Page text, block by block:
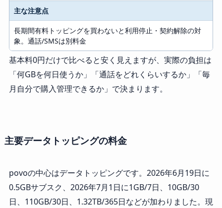
主な注意点
長期間有料トッピングを買わないと利用停止・契約解除の対
象。通話/SMSは別料金
基本料0円だけで比べると安く見えますが、実際の負担は
「何GBを何日使うか」「通話をどれくらいするか」「毎
月自分で購入管理できるか」で決まります。
主要データトッピングの料金
povoの中心はデータトッピングです。2026年6月19日に
0.5GBサブスク、2026年7月1日に1GB/7日、10GB/30
日、110GB/30日、1.32TB/365日などが加わりました。現